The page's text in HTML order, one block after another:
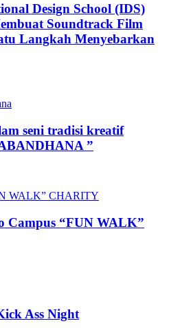
Design School (IDS)
Soundtrack Film
Langkah Menyebarkan
seni tradisi kreatif
”
Campus “FUN WALK”
Ass Night